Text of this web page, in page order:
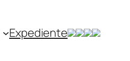
Expediente